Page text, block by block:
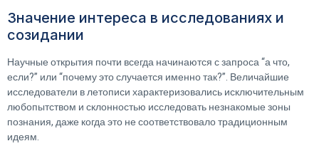
Значение интереса в исследованиях и
созидании
Научные открытия почти всегда начинаются с запроса “а что,
если?” или “почему это случается именно так?”. Величайшие
исследователи в летописи характеризовались исключительным
любопытством и склонностью исследовать незнакомые зоны
познания, даже когда это не соответствовало традиционным
идеям.